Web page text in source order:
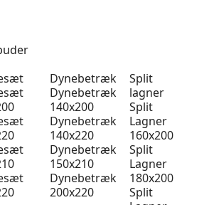
Dynebetræk
Dynebetræk
140x200
Dynebetræk
140x220
Dynebetræk
150x210
Dynebetræk
200x220
Split
lagner
Split
Lagner
160x200
Split
Lagner
180x200
Split